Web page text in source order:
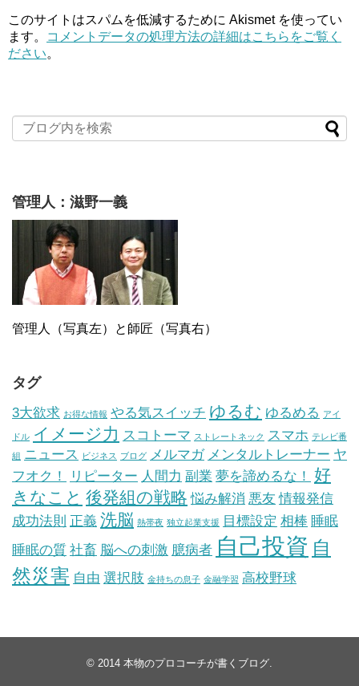
このサイトはスパムを低減するために Akismet を使ってい
ます。
コメントデータの処理方法の詳細はこちらをご覧く
ださい。
管理人：滋野一義
管理人（写真左）と師匠（写真右）
タグ
3大欲求 お得な情報 やる気スイッチ ゆるむ ゆるめる アイ
ドル イメージ力 スコトーマ ストレートネック スマホ テレビ番
組 ニュース ビジネス ブログ メルマガ メンタルトレーナー ヤ
フオク！
リピーター 人間力 副業 夢を諦めるな！ 好
きなこと 後発組の戦略 悩み解消 悪友 情報発信
成功法則 正義 洗脳 熱帯夜 独立起業支援 目標設定 相棒 睡眠
睡眠の質 社畜 脳への刺激 臆病者 自己投資 自
然災害 自由 選択肢 金持ちの息子 金融学習 高校野球
© 2014 本物のプロコーチが書くブログ